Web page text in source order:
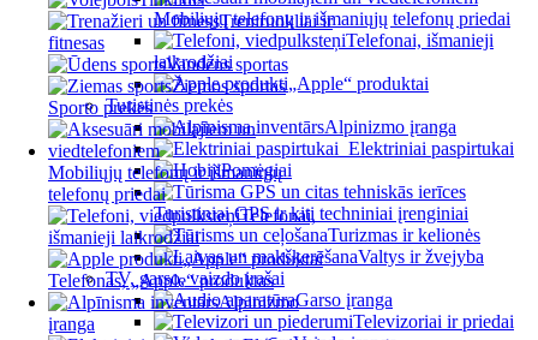
Treniruokliai ir
fitnesas
Vandens sportas
Žiemos sportas
Sporto prekės
Mobiliųjų telefonų ir išmaniųjų
telefonų priedai
Telefonai,
išmanieji laikrodžiai
„Apple“ produktai
Telefonas, „Apple“ produktas
Alpinizmo
įranga
Mobiliųjų telefonų ir išmaniųjų telefonų priedai
Telefonai, išmanieji
laikrodžiai
„Apple“ produktai
Turistinės prekės
Alpinizmo įranga
Elektriniai paspirtukai
Pomėgiai
Turistiniai GPS ir kiti techniniai įrenginiai
Turizmas ir kelionės
Valtys ir žvejyba
TV, garso, vaizdo įrašai
Garso įranga
Televizoriai ir priedai